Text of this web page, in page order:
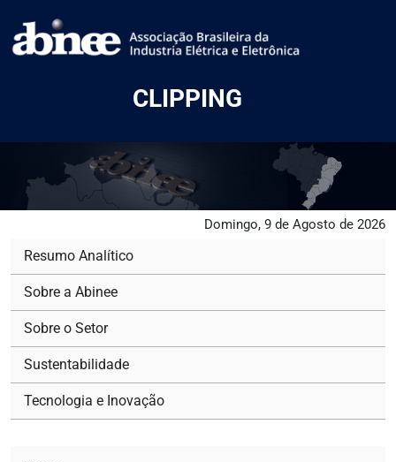
CLIPPING
Domingo, 9 de Agosto de 2026
Resumo Analítico
Sobre a Abinee
Sobre o Setor
Sustentabilidade
Tecnologia e Inovação